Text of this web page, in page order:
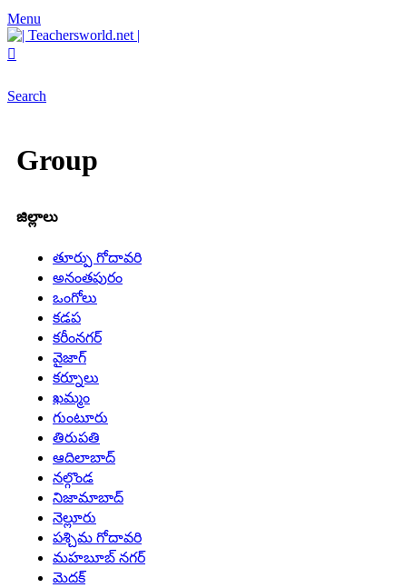
Menu
Search
Group
జిల్లాలు
తూర్పు గోదావరి
అనంతపురం
ఒంగోలు
కడప
కరీంనగర్
వైజాగ్
కర్నూలు
ఖమ్మం
గుంటూరు
తిరుపతి
ఆదిలాబాద్
నల్గొండ
నిజామాబాద్
నెల్లూరు
పశ్చిమ గోదావరి
మహబూబ్ నగర్
మెదక్